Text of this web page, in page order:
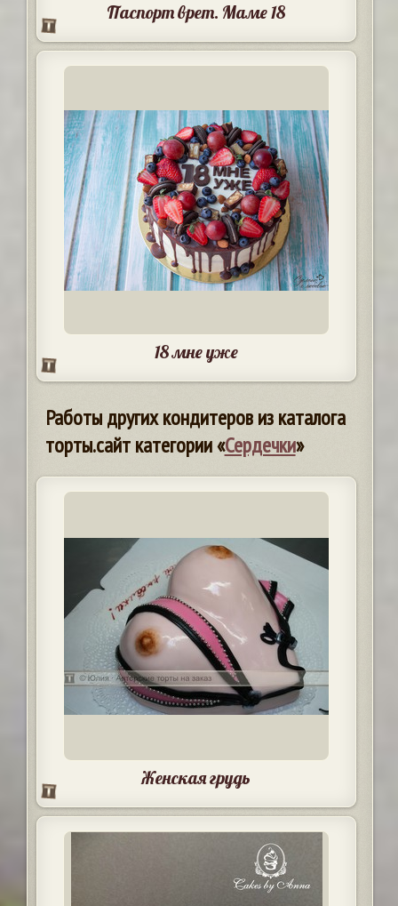
Паспорт врет. Маме 18
18 мне уже
Работы других кондитеров из каталога
торты.сайт категории «Сердечки»
Женская грудь